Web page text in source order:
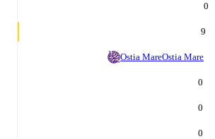
0
9
Ostia MareOstia Mare
0
0
0